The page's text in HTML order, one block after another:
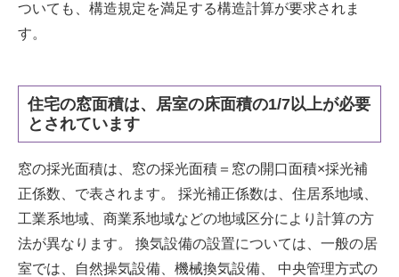
ついても、構造規定を満足する構造計算が要求されま
す。
住宅の窓面積は、居室の床面積の1/7以上が必要
とされています
窓の採光面積は、窓の採光面積＝窓の開口面積×採光補
正係数、で表されます。 採光補正係数は、住居系地域、
工業系地域、商業系地域などの地域区分により計算の方
法が異なります。 換気設備の設置については、一般の居
室では、自然操気設備、機械換気設備、 中央管理方式の